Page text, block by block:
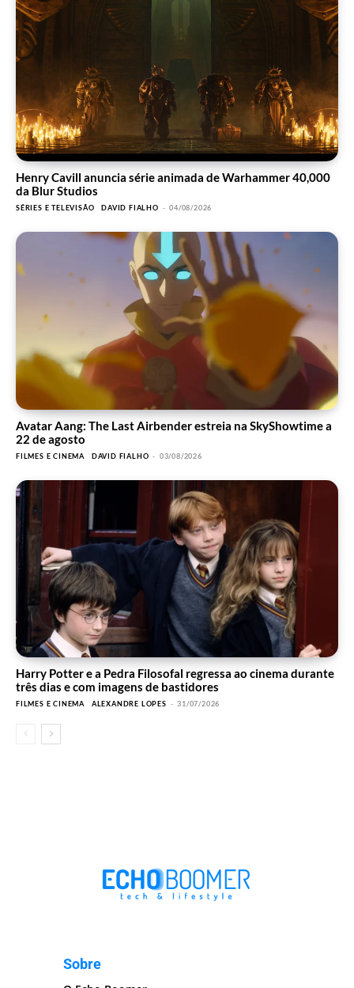
Henry Cavill anuncia série animada de Warhammer 40,000
da Blur Studios
SÉRIES E TELEVISÃO DAVID FIALHO - 04/08/2026
Avatar Aang: The Last Airbender estreia na SkyShowtime a
22 de agosto
FILMES E CINEMA DAVID FIALHO - 03/08/2026
Harry Potter e a Pedra Filosofal regressa ao cinema durante
três dias e com imagens de bastidores
FILMES E CINEMA ALEXANDRE LOPES - 31/07/2026
Sobre